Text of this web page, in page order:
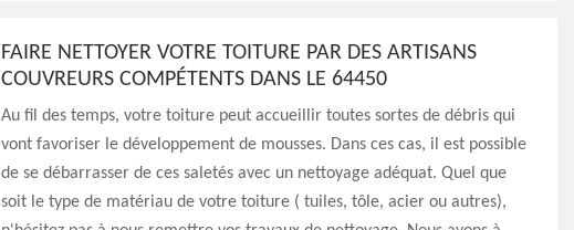
FAIRE NETTOYER VOTRE TOITURE PAR DES ARTISANS
COUVREURS COMPÉTENTS DANS LE 64450
Au fil des temps, votre toiture peut accueillir toutes sortes de débris qui
vont favoriser le développement de mousses. Dans ces cas, il est possible
de se débarrasser de ces saletés avec un nettoyage adéquat. Quel que
soit le type de matériau de votre toiture ( tuiles, tôle, acier ou autres),